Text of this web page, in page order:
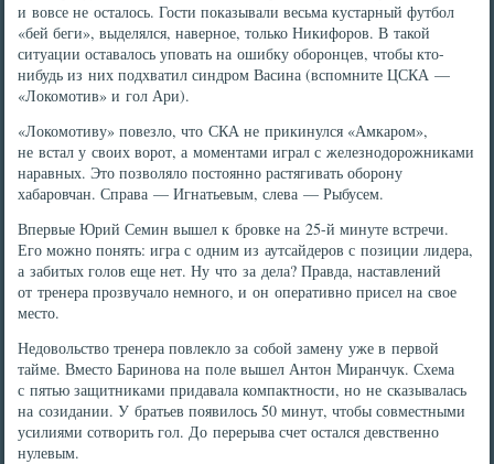
и вовсе не осталось. Гости показывали весьма кустарный футбол
«бей беги», выделялся, наверное, только Никифоров. В такой
ситуации оставалось уповать на ошибку оборонцев, чтобы кто-
нибудь из них подхватил синдром Васина (вспомните ЦСКА —
«Локомотив» и гол Ари).
«Локомотиву» повезло, что СКА не прикинулся «Амкаром»,
не встал у своих ворот, а моментами играл с железнодорожниками
наравных. Это позволяло постоянно растягивать оборону
хабаровчан. Справа — Игнатьевым, слева — Рыбусем.
Впервые Юрий Семин вышел к бровке на 25-й минуте встречи.
Его можно понять: игра с одним из аутсайдеров с позиции лидера,
а забитых голов еще нет. Ну что за дела? Правда, наставлений
от тренера прозвучало немного, и он оперативно присел на свое
место.
Недовольство тренера повлекло за собой замену уже в первой
тайме. Вместо Баринова на поле вышел Антон Миранчук. Схема
с пятью защитниками придавала компактности, но не сказывалась
на созидании. У братьев появилось 50 минут, чтобы совместными
усилиями сотворить гол. До перерыва счет остался девственно
нулевым.